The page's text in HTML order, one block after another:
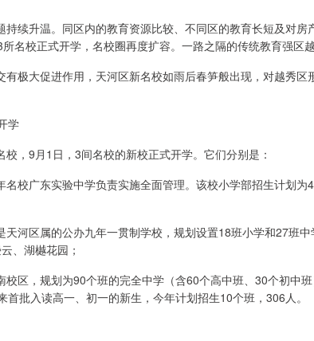
持续升温。同区内的教育资源比较、不同区的教育长短及对
名校正式开学，名校圈再度扩容。一路之隔的传统教育强区
有极大促进作用，天河区新名校如雨后春笋般出现，对越秀
学
，9月1日，3间名校的新校正式开学。它们分别是：
名校广东实验中学负责实施全面管理。该校小学部招生计划
河区属的公办九年一贯制学校，规划设置18班小学和27班中
、湖樾花园；
校区，规划为90个班的完全中学（含60个高中班、30个初中
批入读高一、初一的新生，今年计划招生10个班，306人。